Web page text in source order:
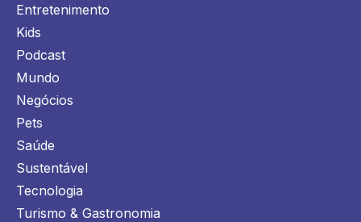
Entretenimento
Kids
Podcast
Mundo
Negócios
Pets
Saúde
Sustentável
Tecnologia
Turismo & Gastronomia